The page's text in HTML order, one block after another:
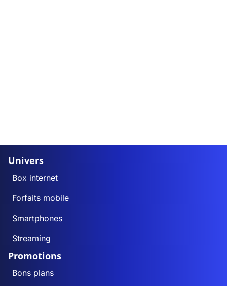
Univers
Box internet
Forfaits mobile
Smartphones
Streaming
Promotions
Bons plans